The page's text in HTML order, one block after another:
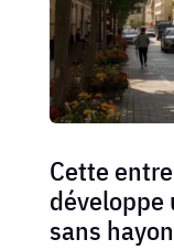
Cette
développe
sans